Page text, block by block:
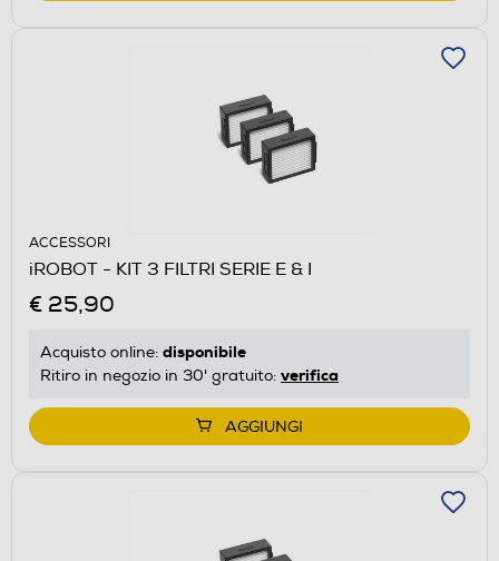
ACCESSORI
iROBOT - KIT 3 FILTRI SERIE E & I
€ 25,90
Acquisto online: disponibile
Ritiro in negozio in 30' gratuito: verifica
AGGIUNGI